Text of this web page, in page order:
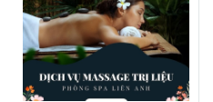
dưỡng quá dài.
các vết bớt mạch máu
trên cơ thể, đặc biệt là ở
những vùng dễ thấy
như khuôn mặt, cổ hay
tay, thường tạo ra những